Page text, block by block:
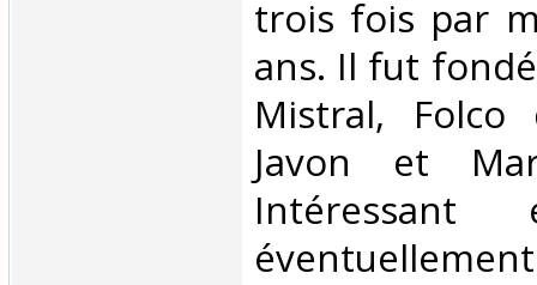
trois fois par
ans. Il fut
Mistral, Folco
Javon et
Intéressant